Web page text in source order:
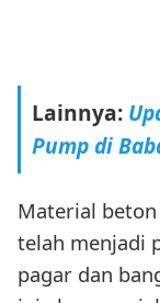
Lainnya:
Pump di
Material
telah menjadi
pagar dan